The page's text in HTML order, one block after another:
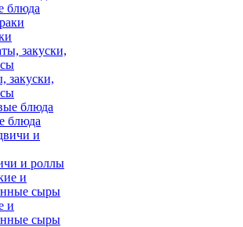
блюда
закуски,
блюда
и роллы
и
сыры